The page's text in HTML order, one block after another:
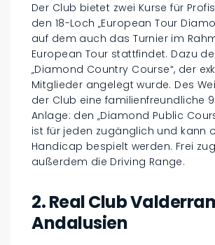
Der Club bietet zwei Kurse für
den 18-Loch „European Tour
auf dem auch das Turnier im
European Tour stattfindet. Dazu
„Diamond Country Course“, der
Mitglieder angelegt wurde. Des
der Club eine familienfreundliche
Anlage: den „Diamond Public
ist für jeden zugänglich und kann
Handicap bespielt werden. Frei
außerdem die Driving Range.
2. Real Club
Andalusien